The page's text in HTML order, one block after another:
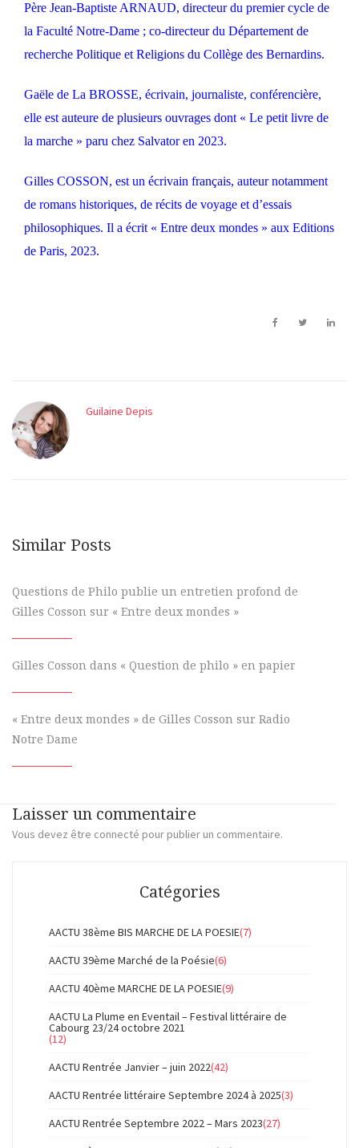
Père Jean-Baptiste ARNAUD, directeur du premier cycle de
la Faculté Notre-Dame ; co-directeur du Département de
recherche Politique et Religions du Collège des Bernardins.
Gaële de La BROSSE, écrivain, journaliste, conférencière,
elle est auteure de plusieurs ouvrages dont « Le petit livre de
la marche » paru chez Salvator en 2023.
Gilles COSSON, est un écrivain français, auteur notamment
de romans historiques, de récits de voyage et d’essais
philosophiques. Il a écrit « Entre deux mondes » aux Editions
de Paris, 2023.
Guilaine Depis
Similar Posts
Questions de Philo publie un entretien profond de
Gilles Cosson sur « Entre deux mondes »
Gilles Cosson dans « Question de philo » en papier
« Entre deux mondes » de Gilles Cosson sur Radio
Notre Dame
Laisser un commentaire
Vous devez être connecté pour publier un commentaire.
Catégories
AACTU 38ème BIS MARCHE DE LA POESIE(7)
AACTU 39ème Marché de la Poésie(6)
AACTU 40ème MARCHE DE LA POESIE(9)
AACTU La Plume en Eventail – Festival littéraire de
Cabourg 23/24 octobre 2021
(12)
AACTU Rentrée Janvier – juin 2022(42)
AACTU Rentrée littéraire Septembre 2024 à 2025(3)
AACTU Rentrée Septembre 2022 – Mars 2023(27)